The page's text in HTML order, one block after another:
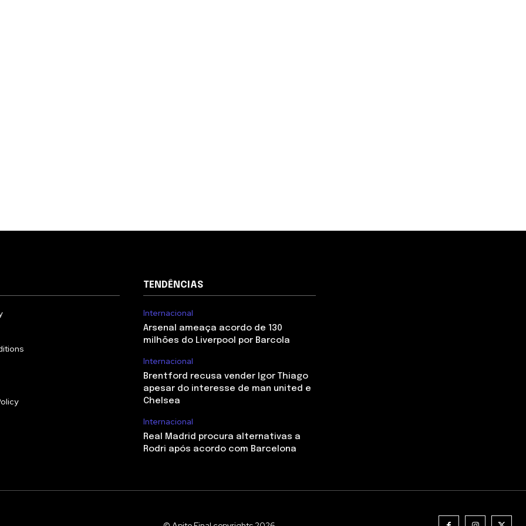
TENDÊNCIAS
Internacional
Arsenal ameaça acordo de 130
milhões do Liverpool por Barcola
Internacional
Brentford recusa vender Igor Thiago
apesar do interesse de man united e
Chelsea
Internacional
Real Madrid procura alternativas a
Rodri após acordo com Barcelona